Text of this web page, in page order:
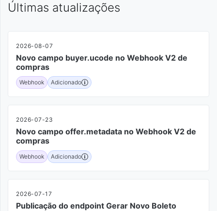
Últimas atualizações
2026-08-07
Novo campo buyer.ucode no Webhook V2 de
compras
Webhook Adicionado
2026-07-23
Novo campo offer.metadata no Webhook V2 de
compras
Webhook Adicionado
2026-07-17
Publicação do endpoint Gerar Novo Boleto